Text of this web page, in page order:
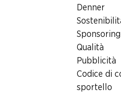
Denner
Sponsoring
Qualità
Pubblicità
Codice di
sportello